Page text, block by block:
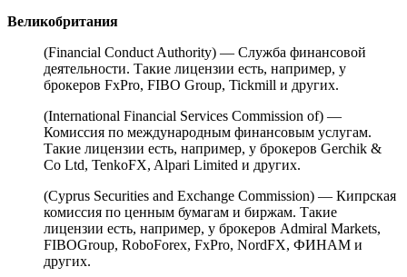
Великобритания
(Financial Conduct Authority) — Служба финансовой
деятельности. Такие лицензии есть, например, у
брокеров FxPro, FIBO Group, Tickmill и других.
(International Financial Services Commission of) —
Комиссия по международным финансовым услугам.
Такие лицензии есть, например, у брокеров Gerchik &
Co Ltd, TenkoFX, Alpari Limited и других.
(Cyprus Securities and Exchange Commission) — Кипрская
комиссия по ценным бумагам и биржам. Такие
лицензии есть, например, у брокеров Admiral Markets,
FIBOGroup, RoboForex, FxPro, NordFX, ФИНАМ и
других.